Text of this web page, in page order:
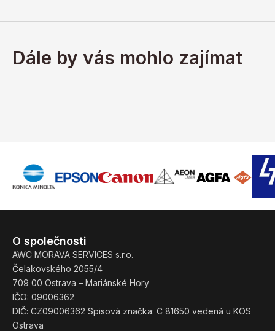
Dále by vás mohlo zajímat
O společnosti
AWC MORAVA SERVICES s.r.o.
Čelakovského 2055/4
709 00 Ostrava – Mariánské Hory
IČO: 09006362
DIČ: CZ09006362 Spisová značka: C 81650 vedená u KOS
Ostrava